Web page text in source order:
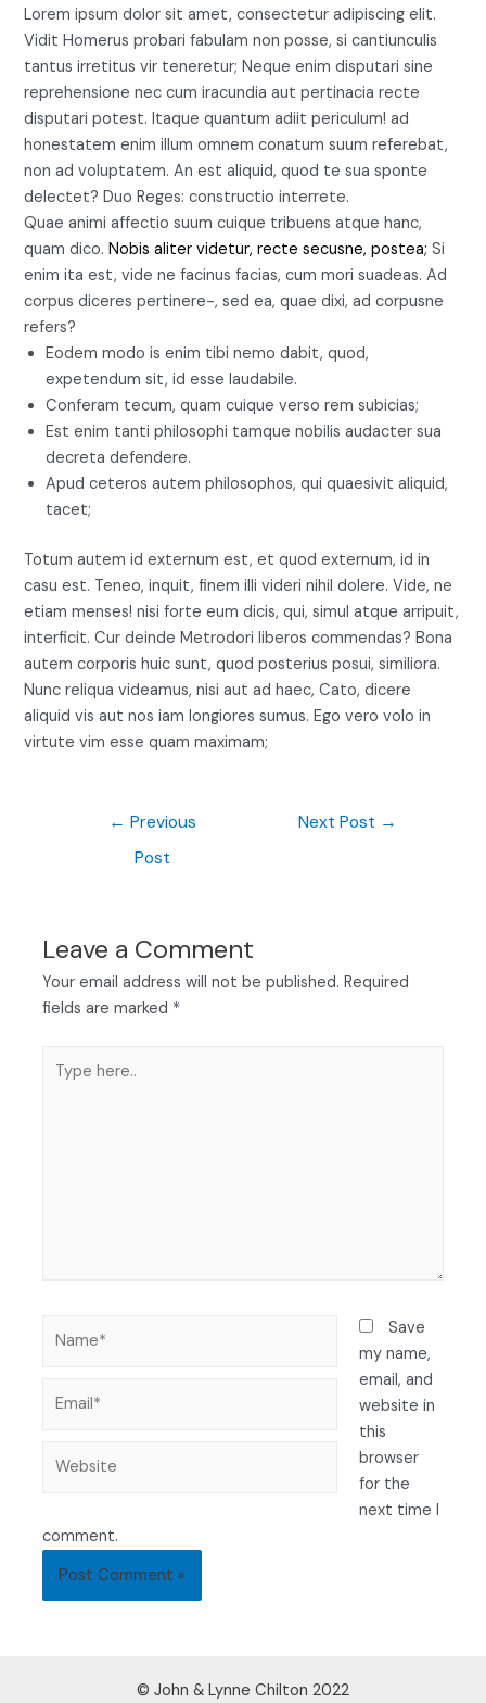
Lorem ipsum dolor sit amet, consectetur adipiscing elit.
Vidit Homerus probari fabulam non posse, si cantiunculis
tantus irretitus vir teneretur; Neque enim disputari sine
reprehensione nec cum iracundia aut pertinacia recte
disputari potest. Itaque quantum adiit periculum! ad
honestatem enim illum omnem conatum suum referebat,
non ad voluptatem. An est aliquid, quod te sua sponte
delectet? Duo Reges: constructio interrete.
Quae animi affectio suum cuique tribuens atque hanc,
quam dico.Nobis aliter videtur, recte secusne, postea; Si
enim ita est, vide ne facinus facias, cum mori suadeas. Ad
corpus diceres pertinere-, sed ea, quae dixi, ad corpusne
refers?
Eodem modo is enim tibi nemo dabit, quod,
expetendum sit, id esse laudabile.
Conferam tecum, quam cuique verso rem subicias;
Est enim tanti philosophi tamque nobilis audacter sua
decreta defendere.
Apud ceteros autem philosophos, qui quaesivit aliquid,
tacet;
Totum autem id externum est, et quod externum, id in
casu est. Teneo, inquit, finem illi videri nihil dolere. Vide, ne
etiam menses! nisi forte eum dicis, qui, simul atque arripuit,
interficit. Cur deinde Metrodori liberos commendas? Bona
autem corporis huic sunt, quod posterius posui, similiora.
Nunc reliqua videamus, nisi aut ad haec, Cato, dicere
aliquid vis aut nos iam longiores sumus. Ego vero volo in
virtute vim esse quam maximam;
← Previous
Post
Next Post →
Leave a Comment
Your email address will not be published. Required
fields are marked *
Save
my name,
email, and
website in
this
browser
for the
next time I
comment.
© John & Lynne Chilton 2022